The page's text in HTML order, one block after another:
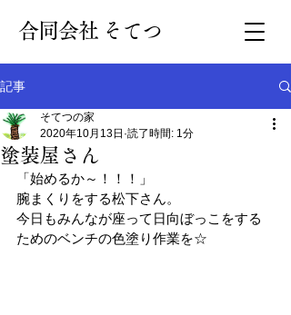
​合同会社 そてつ
記事
塗装屋さん
そてつの家
2020年10月13日 読了時間: 1分
「始めるか～！！！」
腕まくりをする松下さん。
今日もみんなが座って日向ぼっこをする
ためのベンチの色塗り作業を☆